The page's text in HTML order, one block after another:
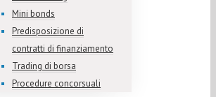
Mini bonds
Predisposizione di
contratti di finanziamento
Trading di borsa
Procedure concorsuali